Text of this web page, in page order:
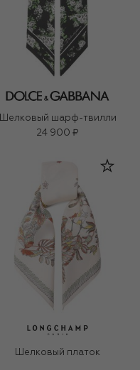
Шелковый шарф-твилли
24 900 ₽
Шелковый платок